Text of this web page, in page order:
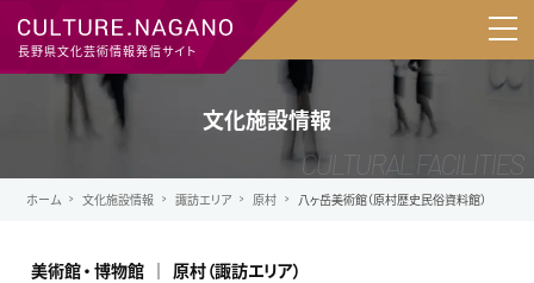
長野県文化芸術情報発信サイト
文化施設情報
ホーム 文化施設情報 諏訪エリア 原村 八ヶ岳美術館（原村歴史民俗資料館）
美術館 博物館 原村（諏訪エリア）